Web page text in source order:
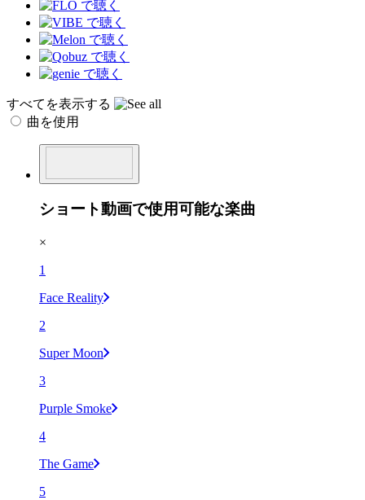
すべてを表示する
曲を使用
ショート動画で使用可能な楽曲
×
1
Face Reality
2
Super Moon
3
Purple Smoke
4
The Game
5